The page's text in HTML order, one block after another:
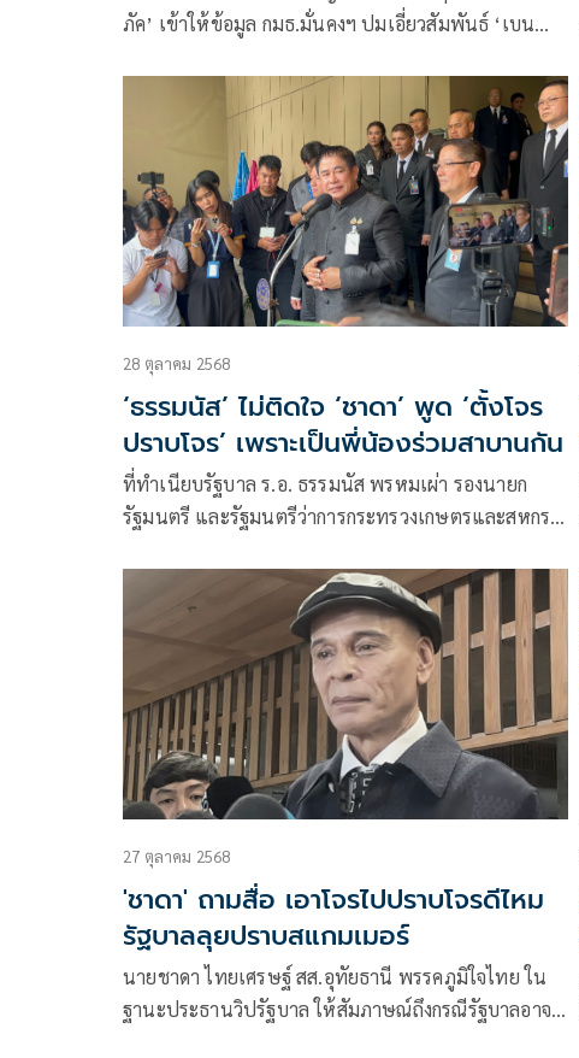
ภัค’ เข้าให้ข้อมูล กมธ.มั่นคงฯ ปมเอี่ยวสัมพันธ์ ‘เบน
ยกฯ ไม่รู้ จวกไม่เห็นโจรจับโจร มีแต่โจรช่วยโจร
28 ตุลาคม 2568
‘ธรรมนัส’ ไม่ติดใจ ‘ชาดา’ พูด ‘ตั้งโจร
ปราบโจร’ เพราะเป็นพี่น้องร่วมสาบานกัน
ที่ทำเนียบรัฐบาล ร.อ. ธรรมนัส พรหมเผ่า รองนายก
รัฐมนตรี และรัฐมนตรีว่าการกระทรวงเกษตรและสหกรณ์
27 ตุลาคม 2568
'ชาดา' ถามสื่อ เอาโจรไปปราบโจรดีไหม
รัฐบาลลุยปราบสแกมเมอร์
นายชาดา ไทยเศรษฐ์ สส.อุทัยธานี พรรคภูมิใจไทย ใน
ฐานะประธานวิปรัฐบาล ให้สัมภาษณ์ถึงกรณีรัฐบาลอาจ